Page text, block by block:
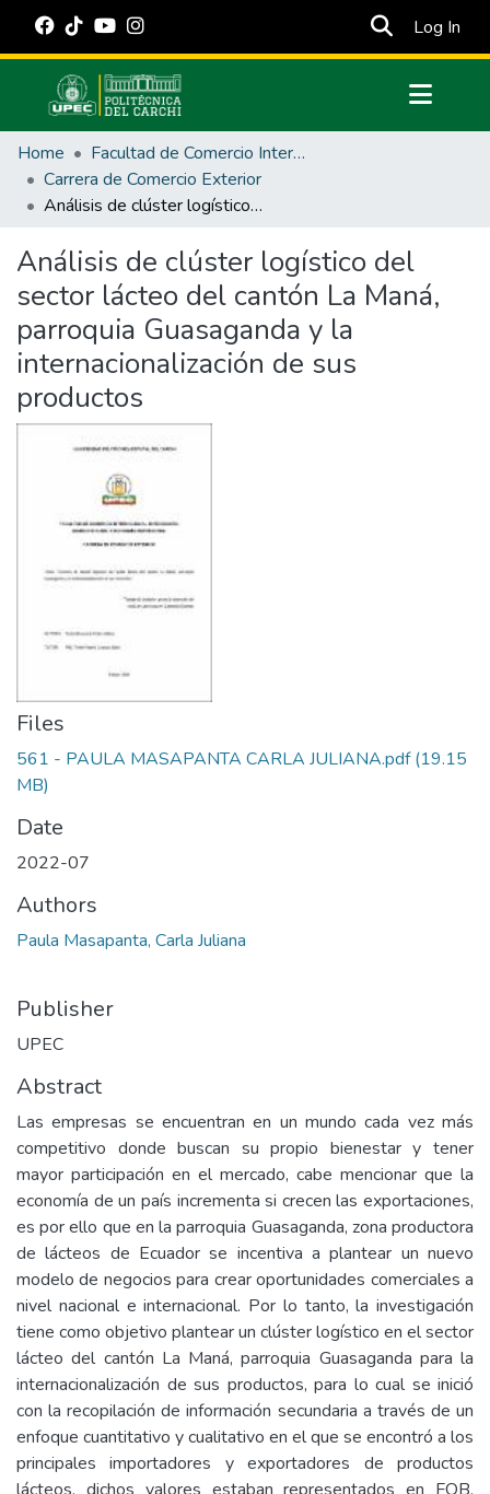
Log In
Communities & Collections
All of DSpace
Statistics
Estadísticas Externas
Manuales
Home
Facultad de Comercio Internacional, Integración, Administración y Economía Empresarial
Carrera de Comercio Exterior
Análisis de clúster logístico del sector lácteo del cantón La Maná, parroquia Guasaganda y la internacionalización de sus productos
Análisis de clúster logístico del
sector lácteo del cantón La Maná,
parroquia Guasaganda y la
internacionalización de sus
productos
Files
561 - PAULA MASAPANTA CARLA JULIANA.pdf(19.15
MB)
Date
2022-07
Authors
Paula Masapanta, Carla Juliana
Publisher
UPEC
Abstract
Las empresas se encuentran en un mundo cada vez más
competitivo donde buscan su propio bienestar y tener
mayor participación en el mercado, cabe mencionar que la
economía de un país incrementa si crecen las exportaciones,
es por ello que en la parroquia Guasaganda, zona productora
de lácteos de Ecuador se incentiva a plantear un nuevo
modelo de negocios para crear oportunidades comerciales a
nivel nacional e internacional. Por lo tanto, la investigación
tiene como objetivo plantear un clúster logístico en el sector
lácteo del cantón La Maná, parroquia Guasaganda para la
internacionalización de sus productos, para lo cual se inició
con la recopilación de información secundaria a través de un
enfoque cuantitativo y cualitativo en el que se encontró a los
principales importadores y exportadores de productos